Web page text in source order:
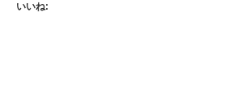
いいね: